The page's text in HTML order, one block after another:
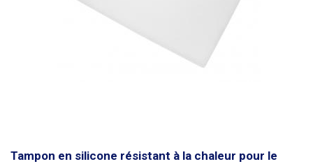
Tampon en silicone résistant à la chaleur pour le